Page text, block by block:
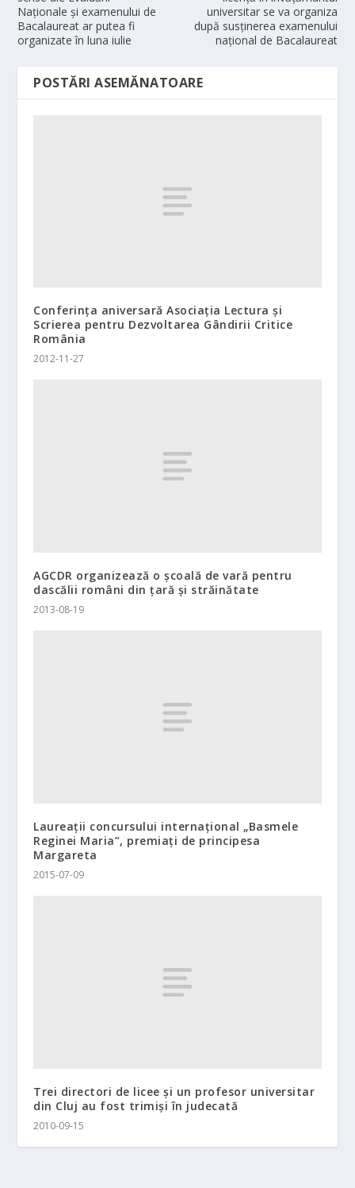
Naţionale şi examenului de
Bacalaureat ar putea fi
organizate în luna iulie
universitar se va organiza
după susţinerea examenului
naţional de Bacalaureat
POSTĂRI ASEMĂNATOARE
Conferinţa aniversară Asociaţia Lectura şi
Scrierea pentru Dezvoltarea Gândirii Critice
România
2012-11-27
AGCDR organizează o şcoală de vară pentru
dascălii români din ţară şi străinătate
2013-08-19
Laureaţii concursului internaţional „Basmele
Reginei Maria”, premiaţi de principesa
Margareta
2015-07-09
Trei directori de licee şi un profesor universitar
din Cluj au fost trimişi în judecată
2010-09-15